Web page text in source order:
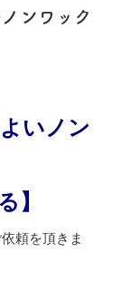
ンワック
いノン
】
頼を頂きま